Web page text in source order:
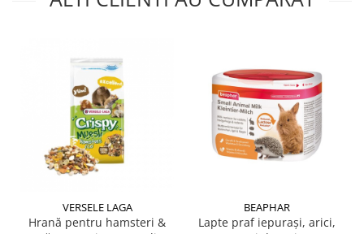
VERSELE LAGA
Hrană pentru hamsteri &
BEAPHAR
Lapte praf iepuraşi, arici,